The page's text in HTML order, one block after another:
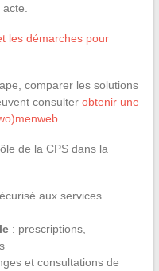
les démarches pour
comparer les solutions
consulter obtenir une
.
de la CPS dans la
aux services
: prescriptions,
et consultations de